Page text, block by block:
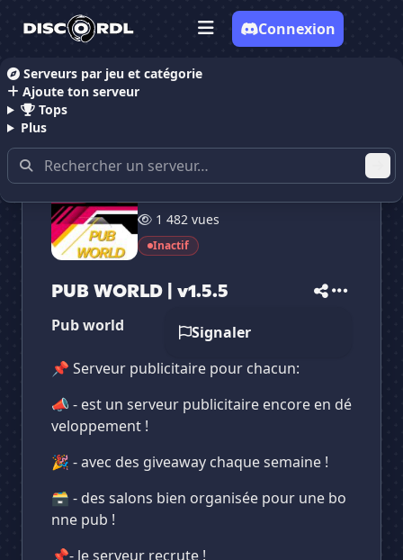
Serveurs par jeu et catégorie
Ajoute ton serveur
Tops
Plus
Connexion
Accueil Serveurs Discord Publicitaire
1 482 vues
Inactif
PUB WORLD | v1.5.5
Signaler
Pub world
📌 Serveur publicitaire pour chacun:
📣 - est un serveur publicitaire encore en dé
veloppement !
🎉 - avec des giveaway chaque semaine !
🗃️ - des salons bien organisée pour une bo
nne pub !
📌- le serveur recrute !
Vote pourPUB WORLD | v1.5.5
PUB WORLD | v1.5.5
serveur ?
Supprimer
PUB WORLD | v1.5.5